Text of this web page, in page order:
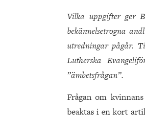
Vilka uppgifter ger
bekännelsetrogna
utredningar pågår.
Lutherska
”ämbetsfrågan”.
Frågan om
beaktas i en kort